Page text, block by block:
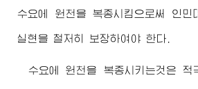
수요에 원천을 복종시킴으로써 인민
실현을 철저히 보장하여야 한다.
수요에 원천을 복종시키는것은 적